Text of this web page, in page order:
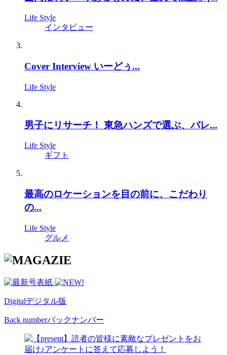
Life Style
インタビュー
Cover Interview いーどぅ...
Life Style
男子にリサーチ！ 東急ハンズで選ぶ、バレ...
Life Style
ギフト
最高のロケーションを目の前に、こだわり
の...
Life Style
グルメ
Digitalデジタル版
Back numberバックナンバー